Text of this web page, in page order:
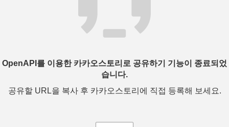
OpenAPI를 이용한 카카오스토리로 공유하기 기능이 종료되었
습니다.
공유할 URL을 복사 후 카카오스토리에 직접 등록해 보세요.